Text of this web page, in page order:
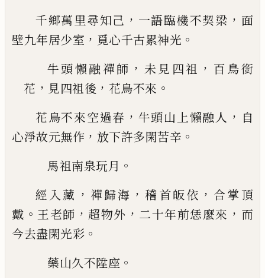
千鄉萬里尋知己 ， 一語臨機不契梁 ， 面
壁九年居少室 ， 覓心千古累神光 。
牛頭懶融禪師 ， 未見四祖 ， 百鳥銜
花 ， 見四祖後 ， 花鳥不來 。
花鳥不來空過春 ， 牛頭山上懶融人 ， 自
心淨故元無作 ， 放下許多閑苦辛 。
馬祖南泉玩月 。
經入藏 ， 禪歸海 ，稽首皈依 ， 合掌頂
戴 。 王老師 ， 超物外 ， 二十年前恁麼來 ， 而
今去盡閑光彩 。
藥山久不陞座 。